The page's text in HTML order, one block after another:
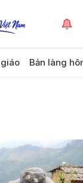
Bản làng